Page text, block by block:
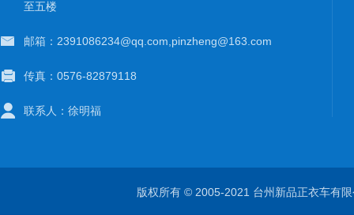
至五楼
邮箱：2391086234@qq.com,pinzheng@163.com
传真：0576-82879118
联系人：徐明福
版权所有 © 2005-2021 台州新品正衣车